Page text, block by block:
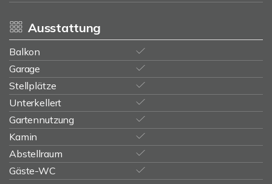
Ausstattung
Balkon
Garage
Stellplätze
Unterkellert
Gartennutzung
Kamin
Abstellraum
Gäste-WC